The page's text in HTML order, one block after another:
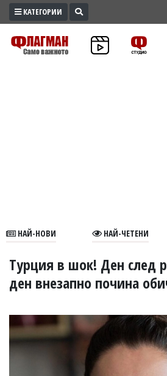
ПРОМО
ЗОНА
В
УКРАЙНА
РАЗСЛЕДВАНЕ
БИЗНЕС
ЮГ
КАТЕГОРИИ
НАЙ-НОВИ НАЙ-ЧЕТЕНИ
Турция в шок! Ден след
ден внезапно почина